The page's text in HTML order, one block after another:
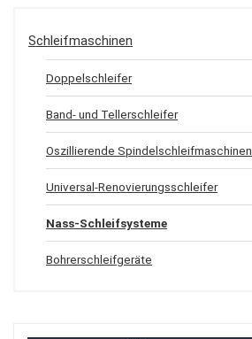
Schleifmaschinen
Doppelschleifer
Band- und Tellerschleifer
Oszillierende Spindelschleifmaschinen
Universal-Renovierungsschleifer
Nass-Schleifsysteme
Bohrerschleifgeräte